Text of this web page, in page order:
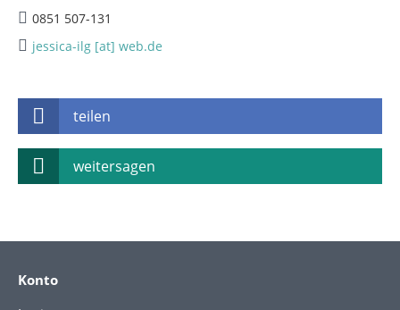
0851 507-131
jessica-ilg [at] web.de
teilen
weitersagen
Konto